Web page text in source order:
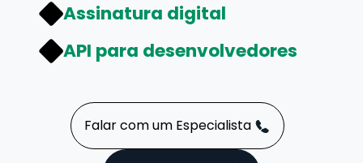
Assinatura digital
API para desenvolvedores
Falar com um Especialista